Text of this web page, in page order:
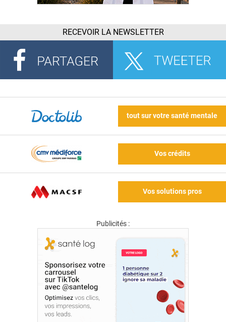
RECEVOIR LA NEWSLETTER
tout sur votre santé mentale
Vos crédits
Vos solutions pros
Publicités :